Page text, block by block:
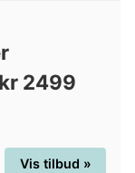
2499
Vis tilbud »